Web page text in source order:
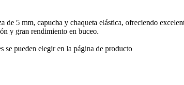
de 5 mm, capucha y chaqueta elástica, ofreciendo
y gran rendimiento en buceo.
se pueden elegir en la página de producto